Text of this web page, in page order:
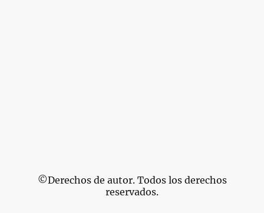
©Derechos de autor. Todos los derechos
reservados.